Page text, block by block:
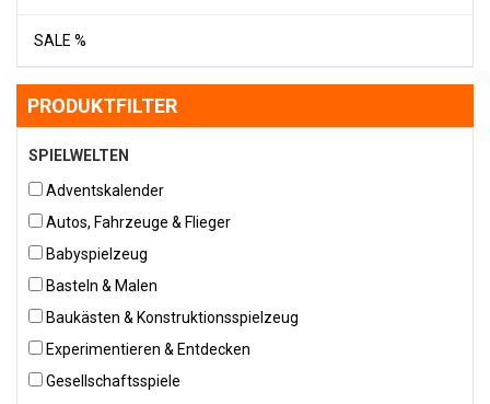
SALE %
PRODUKTFILTER
SPIELWELTEN
Adventskalender
Autos, Fahrzeuge & Flieger
Babyspielzeug
Basteln & Malen
Baukästen & Konstruktionsspielzeug
Experimentieren & Entdecken
Gesellschaftsspiele